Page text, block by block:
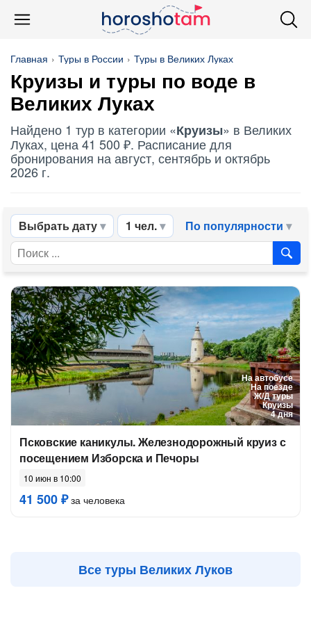
Главная Туры в России Туры в Великих Луках
Круизы и туры по воде в
Великих Луках
Найдено 1 тур в категории «Круизы» в Великих
Луках, цена 41 500 ₽. Расписание для
бронирования на август, сентябрь и октябрь
2026 г.
Выбрать дату 1 чел. По популярности
На автобусе
На поезде
Ж/Д туры
Круизы
4 дня
Псковские каникулы. Железнодорожный круиз с
посещением Изборска и Печоры
10 июн в 10:00
41 500 ₽за человека
Все туры Великих Луков